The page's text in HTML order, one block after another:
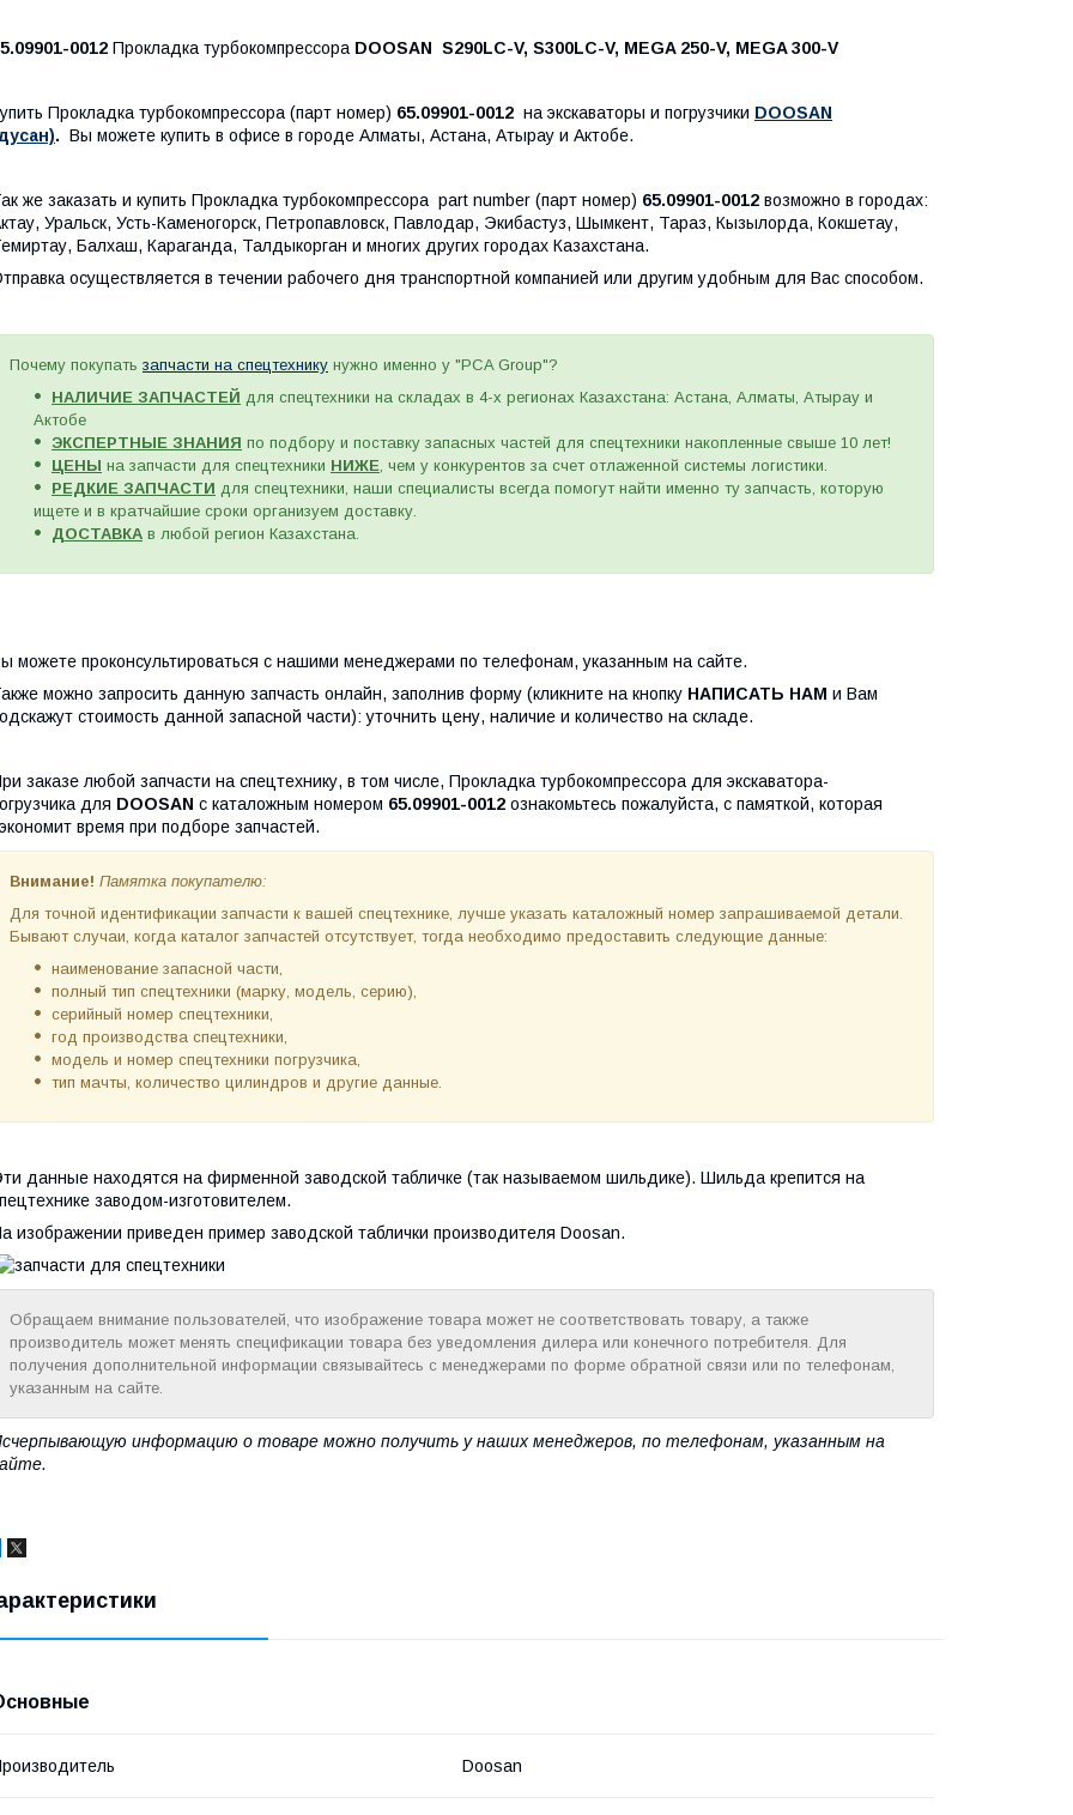
0012 Прокладка турбокомпрессора DOOSAN S290LC-V, S300LC-V, MEGA 250-V, MEGA 300-V
Прокладка турбокомпрессора (парт номер) 65.09901-0012 на экскаваторы и погрузчики DOOSAN
. Вы можете купить в офисе в городе Алматы, Астана, Атырау и Актобе.
же заказать и купить Прокладка турбокомпрессора part number (парт номер) 65.09901-0012 возможно в городах:
Уральск, Усть-Каменогорск, Петропавловск, Павлодар, Экибастуз, Шымкент, Тараз, Кызылорда, Кокшетау,
Балхаш, Караганда, Талдыкорган и многих других городах Казахстана.
осуществляется в течении рабочего дня транспортной компанией или другим удобным для Вас способом.
Почему покупать запчасти на спецтехнику нужно именно у "PCA Group"?
НАЛИЧИЕ ЗАПЧАСТЕЙ для спецтехники на складах в 4-х регионах Казахстана: Астана, Алматы, Атырау и
Актобе
ЭКСПЕРТНЫЕ ЗНАНИЯ по подбору и поставку запасных частей для спецтехники накопленные свыше 10 лет!
ЦЕНЫ на запчасти для спецтехники НИЖЕ, чем у конкурентов за счет отлаженной системы логистики.
РЕДКИЕ ЗАПЧАСТИ для спецтехники, наши специалисты всегда помогут найти именно ту запчасть, которую
ищете и в кратчайшие сроки организуем доставку.
ДОСТАВКА в любой регион Казахстана.
можете проконсультироваться с нашими менеджерами по телефонам, указанным на сайте.
можно запросить данную запчасть онлайн, заполнив форму (кликните на кнопку НАПИСАТЬ НАМ и Вам
стоимость данной запасной части): уточнить цену, наличие и количество на складе.
заказе любой запчасти на спецтехнику, в том числе, Прокладка турбокомпрессора для экскаватора-
для DOOSAN с каталожным номером 65.09901-0012 ознакомьтесь пожалуйста, с памяткой, которая
время при подборе запчастей.
Внимание! Памятка покупателю:
Для точной идентификации запчасти к вашей спецтехнике, лучше указать каталожный номер запрашиваемой детали.
Бывают случаи, когда каталог запчастей отсутствует, тогда необходимо предоставить следующие данные:
наименование запасной части,
полный тип спецтехники (марку, модель, серию),
серийный номер спецтехники,
год производства спецтехники,
модель и номер спецтехники погрузчика,
тип мачты, количество цилиндров и другие данные.
данные находятся на фирменной заводской табличке (так называемом шильдике). Шильда крепится на
заводом-изготовителем.
изображении приведен пример заводской таблички производителя Doosan.
Обращаем внимание пользователей, что изображение товара может не соответствовать товару, а также
производитель может менять спецификации товара без уведомления дилера или конечного потребителя. Для
получения дополнительной информации связывайтесь с менеджерами по форме обратной связи или по телефонам,
указанным на сайте.
информацию о товаре можно получить у наших менеджеров, по телефонам, указанным на
Doosan